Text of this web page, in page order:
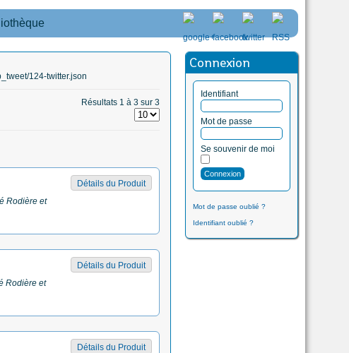
Connexion
Identifiant
Mot de passe
Se souvenir de moi
Mot de passe oublié ?
Identifiant oublié ?
124-twitter.json
Résultats 1 à 3 sur 3
Détails du Produit
Rodière et
Détails du Produit
Rodière et
Détails du Produit